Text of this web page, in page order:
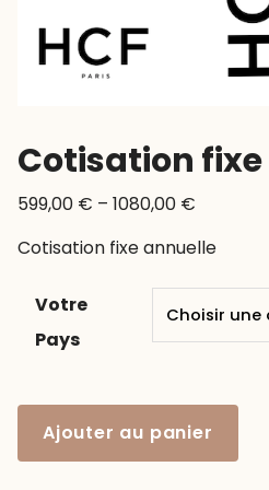
Cotisation
599,00 € – 1080,00 €
Cotisation fixe annuelle
Votre
Pays
quantité
Cotisation
Ajouter au panier